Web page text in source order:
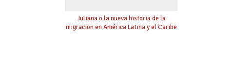
Juliana o la nueva historia de la
migración en América Latina y el Caribe